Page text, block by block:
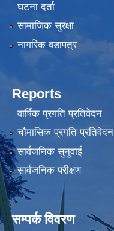
घटना दर्ता
सामाजिक सुरक्षा
नागरिक वडापत्र
Reports
वार्षिक प्रगति प्रतिवेदन
चौमासिक प्रगति प्रतिवेदन
सार्वजनिक सुनुवाई
सार्वजनिक परीक्षण
सम्पर्क विवरण